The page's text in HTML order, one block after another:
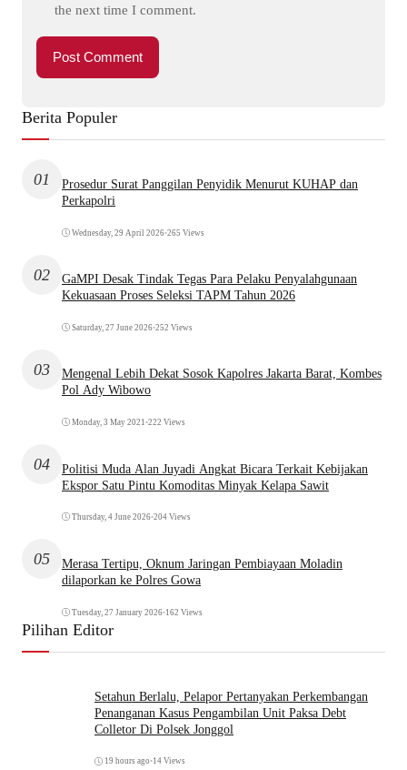
the next time I comment.
Berita Populer
01
Prosedur Surat Panggilan Penyidik Menurut KUHAP dan
Perkapolri
Wednesday, 29 April 2026•265 Views
02
GaMPI Desak Tindak Tegas Para Pelaku Penyalahgunaan
Kekuasaan Proses Seleksi TAPM Tahun 2026
Saturday, 27 June 2026•252 Views
03
Mengenal Lebih Dekat Sosok Kapolres Jakarta Barat, Kombes
Pol Ady Wibowo
Monday, 3 May 2021 •222 Views
04
Politisi Muda Alan Juyadi Angkat Bicara Terkait Kebijakan
Ekspor Satu Pintu Komoditas Minyak Kelapa Sawit
Thursday, 4 June 2026•204 Views
05
Merasa Tertipu, Oknum Jaringan Pembiayaan Moladin
dilaporkan ke Polres Gowa
Tuesday, 27 January 2026•162 Views
Pilihan Editor
Setahun Berlalu, Pelapor Pertanyakan Perkembangan
Penanganan Kasus Pengambilan Unit Paksa Debt
Colletor Di Polsek Jonggol
19 hours ago •14 Views